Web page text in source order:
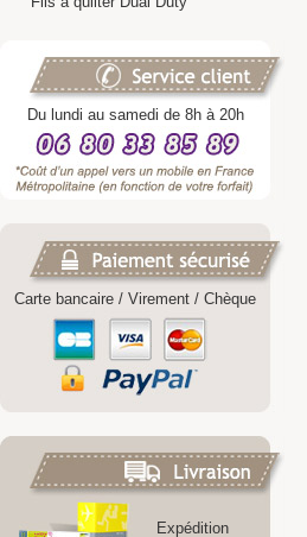
Du lundi au samedi de 8h à 20h
Carte bancaire / Virement / Chèque
Expédition